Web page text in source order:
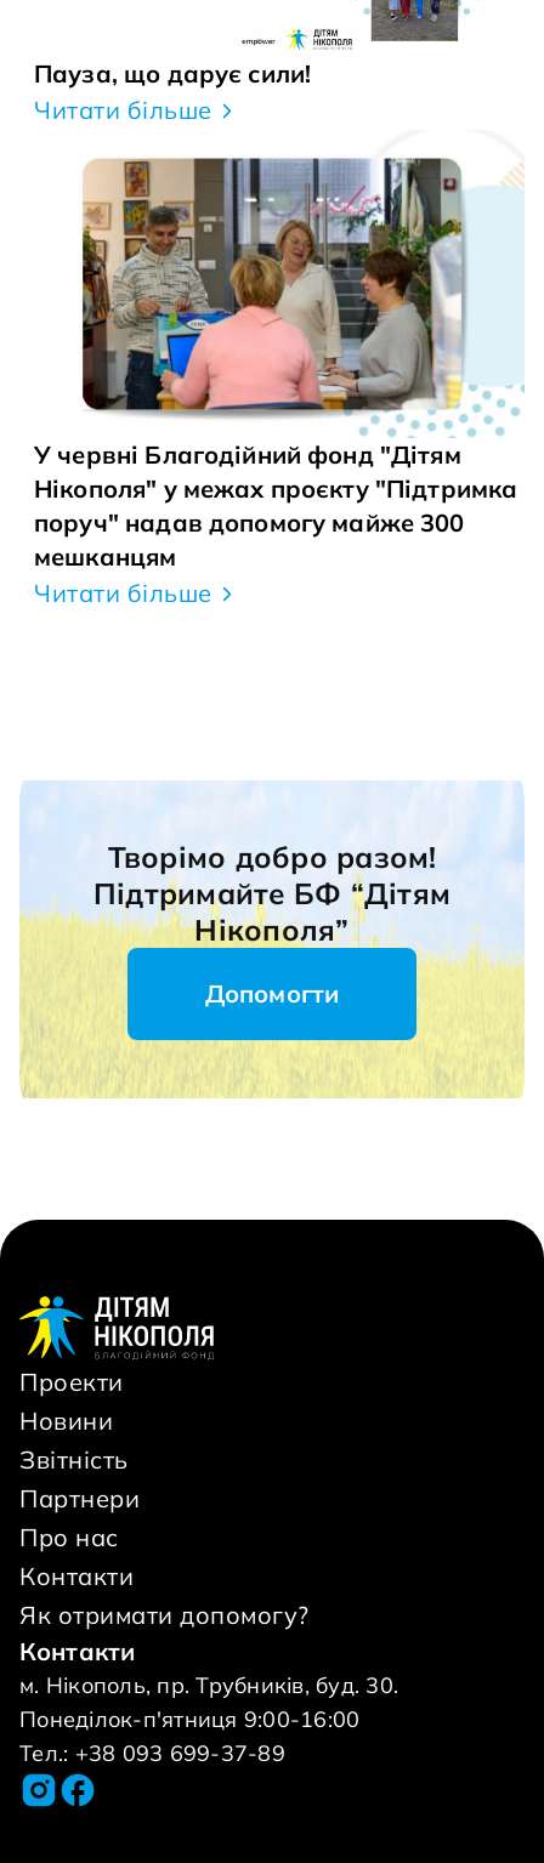
Пауза, що дарує сили!
Читати більше
У червні Благодійний фонд "Дітям
Нікополя" у межах проєкту "Підтримка
поруч" надав допомогу майже 300
мешканцям
Читати більше
Творімо добро разом!
Підтримайте БФ “Дітям
Нікополя”
Допомогти
Проекти
Новини
Звітність
Партнери
Про нас
Контакти
Як отримати допомогу?
Контакти
м. Нікополь, пр. Трубників, буд. 30.
Понеділок-п'ятниця 9:00-16:00
Тел.: +38 093 699-37-89